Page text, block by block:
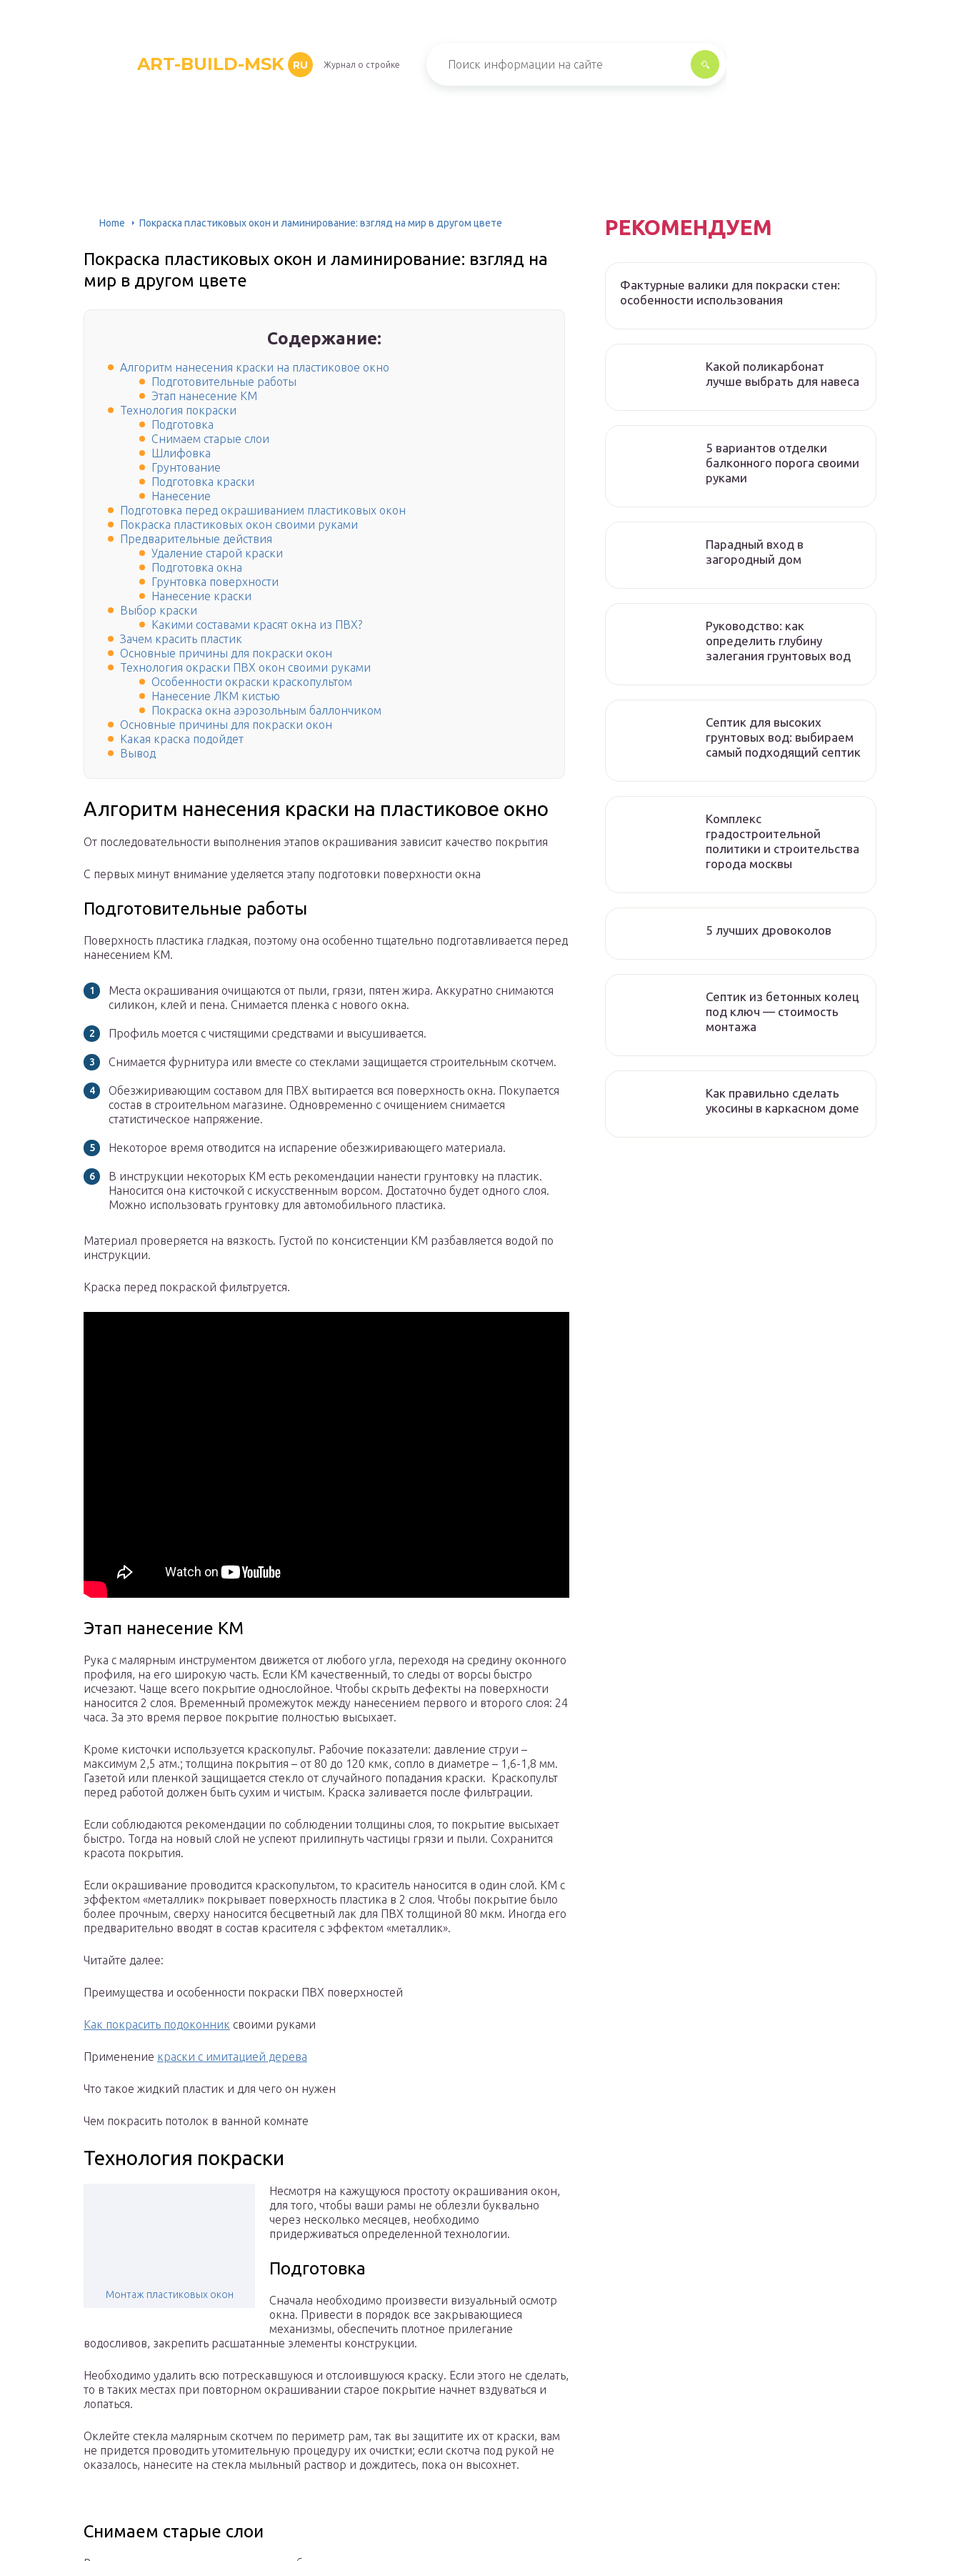
ART-BUILD-MSK RU Журнал о стройке
Home Покраска пластиковых окон и ламинирование: взгляд на мир в другом цвете
Покраска пластиковых окон и ламинирование: взгляд на
мир в другом цвете
Содержание:
Алгоритм нанесения краски на пластиковое окно
Подготовительные работы
Этап нанесение КМ
Технология покраски
Подготовка
Снимаем старые слои
Шлифовка
Грунтование
Подготовка краски
Нанесение
Подготовка перед окрашиванием пластиковых окон
Покраска пластиковых окон своими руками
Предварительные действия
Удаление старой краски
Подготовка окна
Грунтовка поверхности
Нанесение краски
Выбор краски
Какими составами красят окна из ПВХ?
Зачем красить пластик
Основные причины для покраски окон
Технология окраски ПВХ окон своими руками
Особенности окраски краскопультом
Нанесение ЛКМ кистью
Покраска окна аэрозольным баллончиком
Основные причины для покраски окон
Какая краска подойдет
Вывод
Алгоритм нанесения краски на пластиковое окно
От последовательности выполнения этапов окрашивания зависит качество покрытия
С первых минут внимание уделяется этапу подготовки поверхности окна
Подготовительные работы
Поверхность пластика гладкая, поэтому она особенно тщательно подготавливается перед
нанесением КМ.
Места окрашивания очищаются от пыли, грязи, пятен жира. Аккуратно снимаются
силикон, клей и пена. Снимается пленка с нового окна.
Профиль моется с чистящими средствами и высушивается.
Снимается фурнитура или вместе со стеклами защищается строительным скотчем.
Обезжиривающим составом для ПВХ вытирается вся поверхность окна. Покупается
состав в строительном магазине. Одновременно с очищением снимается
статистическое напряжение.
Некоторое время отводится на испарение обезжиривающего материала.
В инструкции некоторых КМ есть рекомендации нанести грунтовку на пластик.
Наносится она кисточкой с искусственным ворсом. Достаточно будет одного слоя.
Можно использовать грунтовку для автомобильного пластика.
Материал проверяется на вязкость. Густой по консистенции КМ разбавляется водой по
инструкции.
Краска перед покраской фильтруется.
Этап нанесение КМ
Рука с малярным инструментом движется от любого угла, переходя на средину оконного
профиля, на его широкую часть. Если КМ качественный, то следы от ворсы быстро
исчезают. Чаще всего покрытие однослойное. Чтобы скрыть дефекты на поверхности
наносится 2 слоя. Временный промежуток между нанесением первого и второго слоя: 24
часа. За это время первое покрытие полностью высыхает.
Кроме кисточки используется краскопульт. Рабочие показатели: давление струи –
максимум 2,5 атм.; толщина покрытия – от 80 до 120 кмк, сопло в диаметре – 1,6-1,8 мм.
Газетой или пленкой защищается стекло от случайного попадания краски. Краскопульт
перед работой должен быть сухим и чистым. Краска заливается после фильтрации.
Если соблюдаются рекомендации по соблюдении толщины слоя, то покрытие высыхает
быстро. Тогда на новый слой не успеют прилипнуть частицы грязи и пыли. Сохранится
красота покрытия.
Если окрашивание проводится краскопультом, то краситель наносится в один слой. КМ с
эффектом «металлик» покрывает поверхность пластика в 2 слоя. Чтобы покрытие было
более прочным, сверху наносится бесцветный лак для ПВХ толщиной 80 мкм. Иногда его
предварительно вводят в состав красителя с эффектом «металлик».
Читайте далее:
Преимущества и особенности покраски ПВХ поверхностей
Как покрасить подоконник своими руками
Применение краски с имитацией дерева
Что такое жидкий пластик и для чего он нужен
Чем покрасить потолок в ванной комнате
Технология покраски
Монтаж пластиковых окон
Несмотря на кажущуюся простоту окрашивания окон,
для того, чтобы ваши рамы не облезли буквально
через несколько месяцев, необходимо
придерживаться определенной технологии.
Подготовка
Сначала необходимо произвести визуальный осмотр
окна. Привести в порядок все закрывающиеся
механизмы, обеспечить плотное прилегание
водосливов, закрепить расшатанные элементы конструкции.
Необходимо удалить всю потрескавшуюся и отслоившуюся краску. Если этого не сделать,
то в таких местах при повторном окрашивании старое покрытие начнет вздуваться и
лопаться.
Оклейте стекла малярным скотчем по периметр рам, так вы защитите их от краски, вам
не придется проводить утомительную процедуру их очистки; если скотча под рукой не
оказалось, нанесите на стекла мыльный раствор и дождитесь, пока он высохнет.
Снимаем старые слои
РЕКОМЕНДУЕМ
Фактурные валики для покраски стен:
особенности использования
Какой поликарбонат
лучше выбрать для навеса
5 вариантов отделки
балконного порога своими
руками
Парадный вход в
загородный дом
Руководство: как
определить глубину
залегания грунтовых вод
Септик для высоких
грунтовых вод: выбираем
самый подходящий септик
Комплекс
градостроительной
политики и строительства
города москвы
5 лучших дровоколов
Септик из бетонных колец
под ключ — стоимость
монтажа
Как правильно сделать
укосины в каркасном доме